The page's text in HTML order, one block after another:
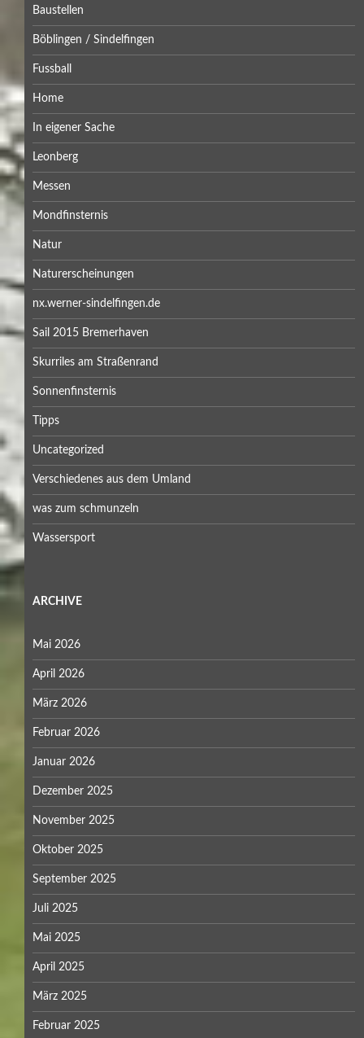
Baustellen
Böblingen / Sindelfingen
Fussball
Home
In eigener Sache
Leonberg
Messen
Mondfinsternis
Natur
Naturerscheinungen
nx.werner-sindelfingen.de
Sail 2015 Bremerhaven
Skurriles am Straßenrand
Sonnenfinsternis
Tipps
Uncategorized
Verschiedenes aus dem Umland
was zum schmunzeln
Wassersport
ARCHIVE
Mai 2026
April 2026
März 2026
Februar 2026
Januar 2026
Dezember 2025
November 2025
Oktober 2025
September 2025
Juli 2025
Mai 2025
April 2025
März 2025
Februar 2025